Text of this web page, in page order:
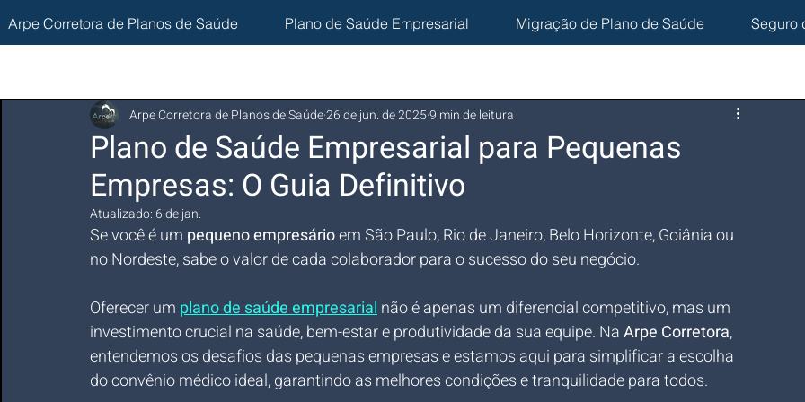
Arpe Corretora de Planos de Saúde Plano de Saúde Empresarial Migração de Plano de Saúde Seguro
Plano de Saúde Empresarial para Pequenas
Empresas: O Guia Definitivo
Arpe Corretora de Planos de Saúde26 de jun. de 20259 min de leitura
Atualizado: 6 de jan.
Se você é um pequeno empresário em São Paulo, Rio de Janeiro, Belo Horizonte, Goiânia ou
no Nordeste, sabe o valor de cada colaborador para o sucesso do seu negócio.
Oferecer um plano de saúde empresarial não é apenas um diferencial competitivo, mas um
investimento crucial na saúde, bem-estar e produtividade da sua equipe. Na Arpe Corretora,
entendemos os desafios das pequenas empresas e estamos aqui para simplificar a escolha
do convênio médico ideal, garantindo as melhores condições e tranquilidade para todos.